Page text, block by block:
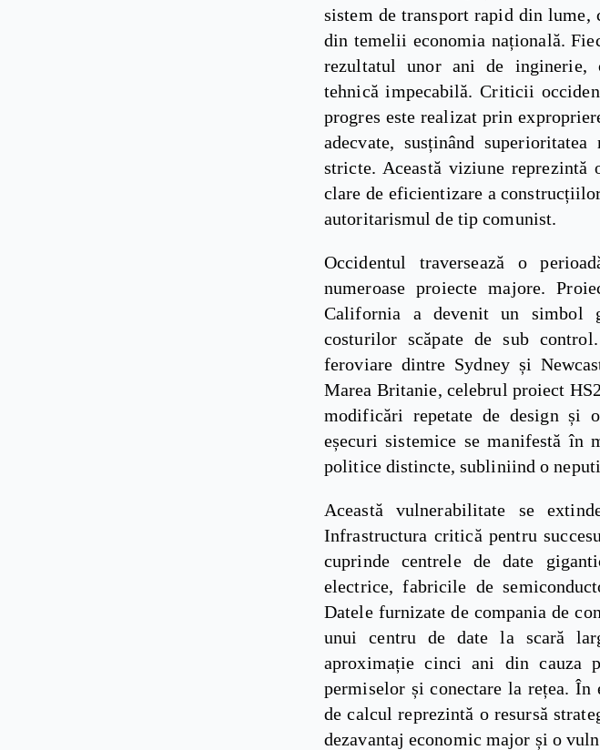
sistem de transport rapid din lume,
din temelii economia națională.
rezultatul unor ani de inginerie,
tehnică impecabilă. Criticii
progres este realizat prin
adecvate, susținând
stricte. Această viziune reprezintă
clare de eficientizare a
autoritarismul de tip comunist.
Occidentul traversează o
numeroase proiecte majore.
California a devenit un simbol
costurilor scăpate de sub
feroviare dintre Sydney și
Marea Britanie, celebrul proiect
modificări repetate de design și
eșecuri sistemice se manifestă
politice distincte, subliniind o
Această vulnerabilitate se
Infrastructura critică pentru
cuprinde centrele de date
electrice, fabricile de
Datele furnizate de compania de
unui centru de date la scară
aproximație cinci ani din cauza
permiselor și conectare la rețea.
de calcul reprezintă o resursă
dezavantaj economic major și o